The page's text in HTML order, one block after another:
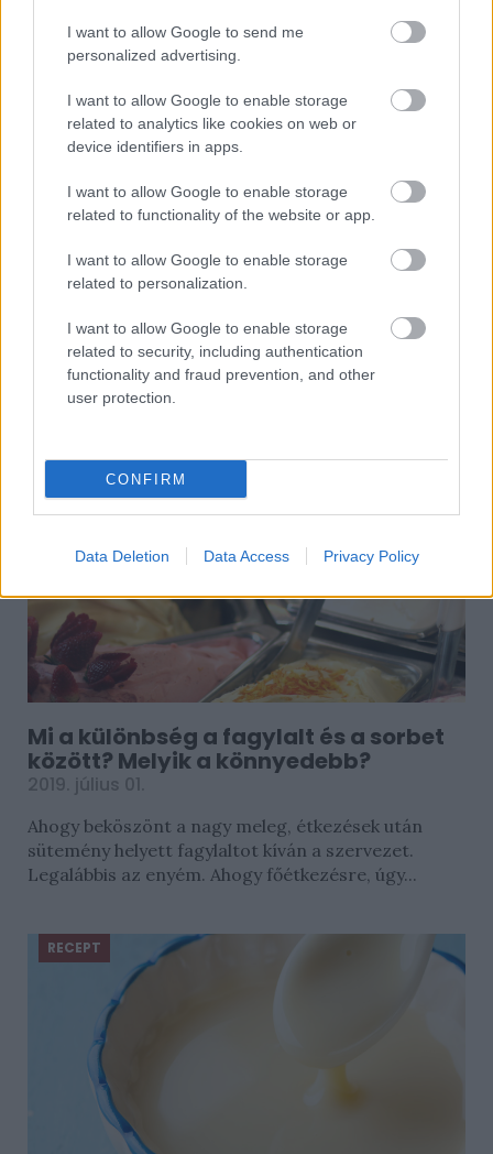
I want to allow Google to send me
personalized advertising.
I want to allow Google to enable storage
related to analytics like cookies on web or
device identifiers in apps.
I want to allow Google to enable storage
related to functionality of the website or app.
I want to allow Google to enable storage
related to personalization.
I want to allow Google to enable storage
related to security, including authentication
functionality and fraud prevention, and other
user protection.
CONFIRM
Data Deletion Data Access Privacy Policy
Krémes frozen yogurt házilag: friss
nyári gyümölcsökből
Nagy nyári kedvencem a frozen yogurt, én személy
szerint jobban kedvelem a fagyinál is. A friss
gyümölcsök és a görög joghurt találkozásából egy...
MIÚJSÁG
Mi a különbség a fagylalt és a sorbet
között? Melyik a könnyedebb?
2019. július 01.
Ahogy beköszönt a nagy meleg, étkezések után
sütemény helyett fagylaltot kíván a szervezet.
Legalábbis az enyém. Ahogy főétkezésre, úgy...
RECEPT